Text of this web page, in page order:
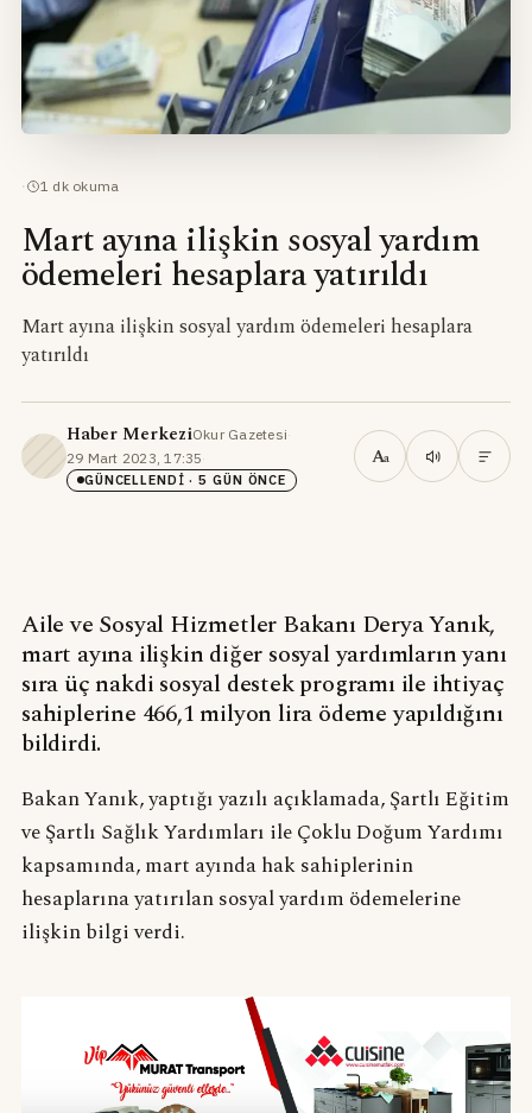
· 1 dk okuma
Mart ayına ilişkin sosyal yardım
ödemeleri hesaplara yatırıldı
Mart ayına ilişkin sosyal yardım ödemeleri hesaplara
yatırıldı
Haber MerkeziOkur Gazetesi·
29 Mart 2023, 17:35·
GÜNCELLENDI · 5 GÜN ÖNCE
Aa
Aile ve Sosyal Hizmetler Bakanı Derya Yanık,
mart ayına ilişkin diğer sosyal yardımların yanı
sıra üç nakdi sosyal destek programı ile ihtiyaç
sahiplerine 466,1 milyon lira ödeme yapıldığını
bildirdi.
Bakan Yanık, yaptığı yazılı açıklamada, Şartlı Eğitim
ve Şartlı Sağlık Yardımları ile Çoklu Doğum Yardımı
kapsamında, mart ayında hak sahiplerinin
hesaplarına yatırılan sosyal yardım ödemelerine
ilişkin bilgi verdi.